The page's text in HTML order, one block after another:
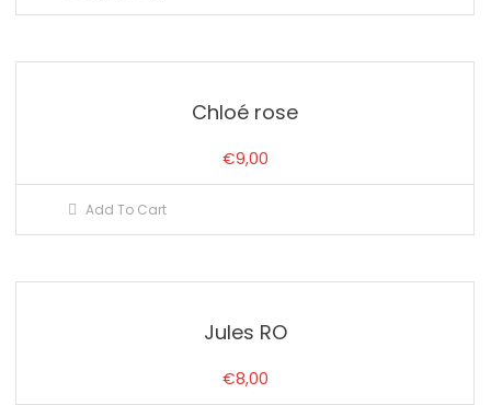
Chloé rose
€9,00
Add To Cart
Jules RO
€8,00